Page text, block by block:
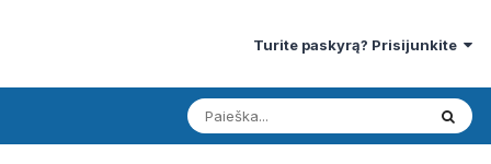
Turite paskyrą? Prisijunkite